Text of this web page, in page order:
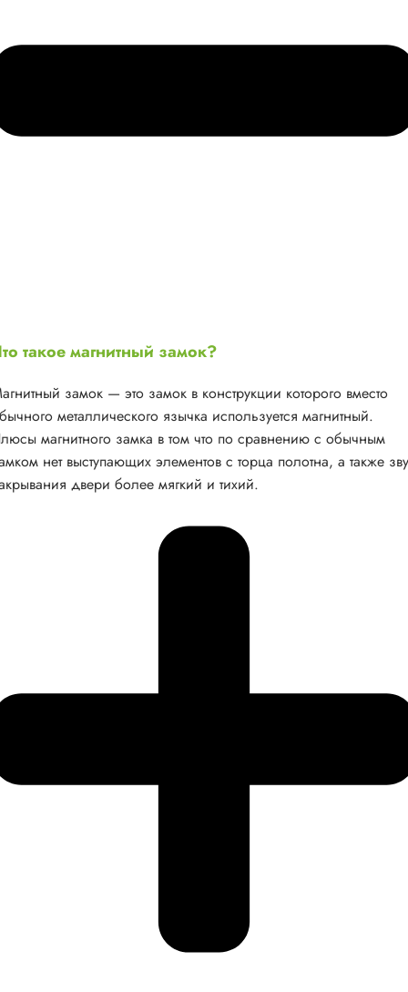
такое магнитный замок?
замок — это замок в конструкции которого вместо
металлического язычка используется магнитный.
магнитного замка в том что по сравнению с обычным
нет выступающих элементов с торца полотна, а также
двери более мягкий и тихий.